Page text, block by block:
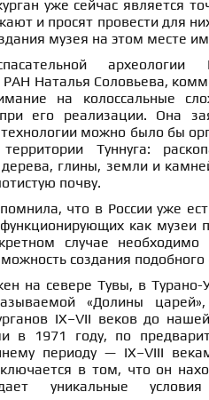
уже сейчас является
и просят провести для
музея на этом месте
археологии
РАН Наталья Соловьева,
на колоссальные
при его реализации. Она
можно было бы
Туннуга:
дерева, глины, земли и
почву.
что в России уже
как музеи
случае необходимо
создания подобного
на севере Тувы, в
«Долины царей»,
IX–VII веков до
в 1971 году, по
периоду — IX–VIII
в том, что он
уникальные